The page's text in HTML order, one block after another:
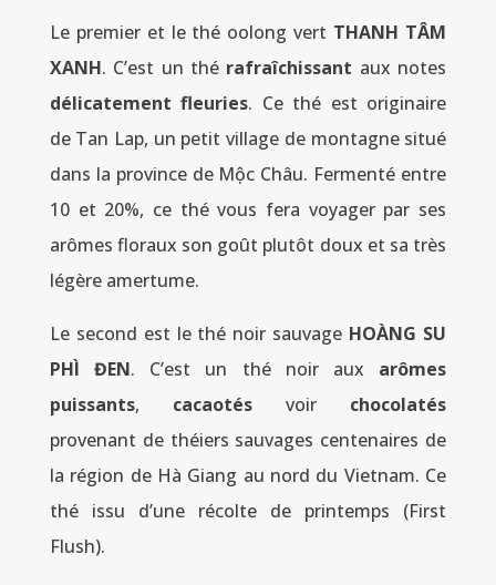
Le premier et le thé oolong vert THANH TÂM
XANH. C’est un thé rafraîchissant aux notes
délicatement fleuries. Ce thé est originaire
de Tan Lap, un petit village de montagne situé
dans la province de Mộc Châu. Fermenté entre
10 et 20%, ce thé vous fera voyager par ses
arômes floraux son goût plutôt doux et sa très
légère amertume.
Le second est le thé noir sauvage HOÀNG SU
PHÌ ĐEN. C’est un thé noir aux arômes
puissants, cacaotésvoir chocolatés
provenant de théiers sauvages centenaires de
la région de Hà Giang au nord du Vietnam. Ce
thé issu d’une récolte de printemps (First
Flush).